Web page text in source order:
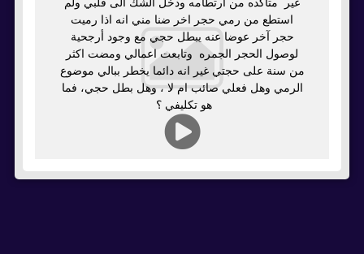
غير متأكده من ارتطامه ودخل الشك الى قلبي ولم
استطع من رمي حجر اخر ضنا مني انه اذا رميت
حجر آخر عوضا عنه يبطل حجي مع وجود أرجحية
لوصول الحجر الجمره وتابعت اعمالي ومضت اكثر
من سنة على حجتي غير انه دائما يخطر ببالي موضوع
الرمي وهل فعلي صائب ام لا ، وهل بطل حجي، فما
هو تكليفي ؟